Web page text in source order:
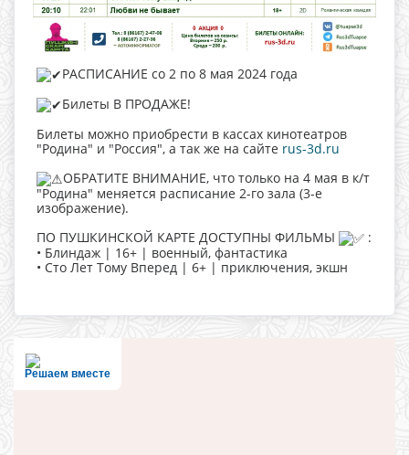
РАСПИСАНИЕ со 2 по 8 мая 2024 года
Билеты В ПРОДАЖЕ!
Билеты можно приобрести в кассах кинотеатров
"Родина" и "Россия", а так же на сайте rus-3d.ru
ОБРАТИТЕ ВНИМАНИЕ, что только на 4 мая в к/т
"Родина" меняется расписание 2-го зала (3-е
изображение).
ПО ПУШКИНСКОЙ КАРТЕ ДОСТУПНЫ ФИЛЬМЫ
:
• Блиндаж | 16+ | военный, фантастика
• Сто Лет Тому Вперед | 6+ | приключения, экшн
Решаем вместе